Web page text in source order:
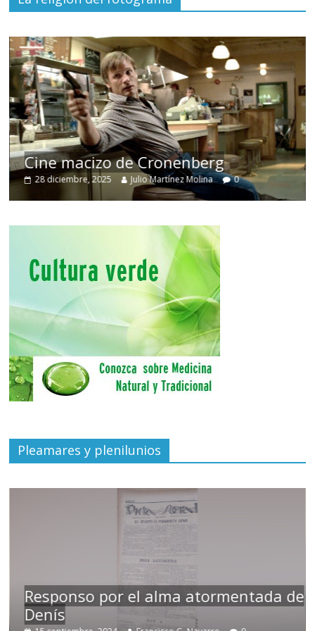
Cine macizo de Cronenberg
28 diciembre, 2025 Julio Martínez Molina 0
Pleamares y plenilunios
Responso por el alma atormentada de
Denís